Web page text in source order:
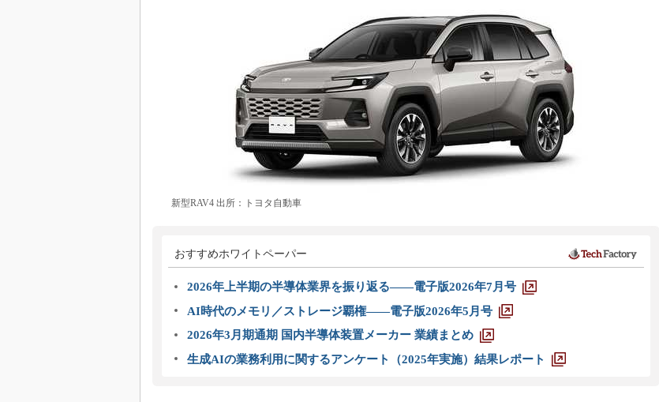
新型RAV4 出所：トヨタ自動車
おすすめホワイトペーパー
2026年上半期の半導体業界を振り返る――電子版2026年7月号
AI時代のメモリ／ストレージ覇権――電子版2026年5月号
2026年3月期通期 国内半導体装置メーカー 業績まとめ
生成AIの業務利用に関するアンケート（2025年実施）結果レポート